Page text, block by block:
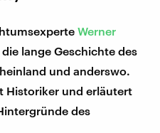
Werner
lange Geschichte des
und anderswo.
Historiker und erläutert
des